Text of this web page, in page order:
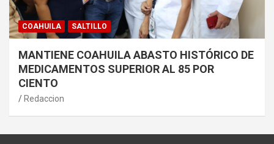
COAHUILA SALTILLO
MANTIENE COAHUILA ABASTO HISTÓRICO DE
MEDICAMENTOS SUPERIOR AL 85 POR
CIENTO
Redaccion